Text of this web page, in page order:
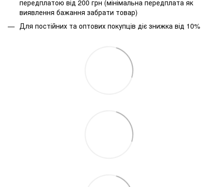
передплатою від 200 грн (мінімальна передплата як
виявлення бажання забрати товар)
Для постійних та оптових покупців діє знижка від 10%